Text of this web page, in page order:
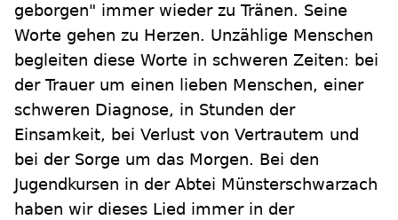
geborgen" immer wieder zu Tränen. Seine
Worte gehen zu Herzen. Unzählige Menschen
begleiten diese Worte in schweren Zeiten: bei
der Trauer um einen lieben Menschen, einer
schweren Diagnose, in Stunden der
Einsamkeit, bei Verlust von Vertrautem und
bei der Sorge um das Morgen. Bei den
Jugendkursen in der Abtei Münsterschwarzach
haben wir dieses Lied immer in der